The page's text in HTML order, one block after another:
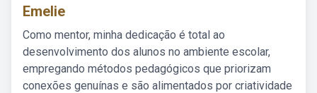
Emelie
Como mentor, minha dedicação é total ao
desenvolvimento dos alunos no ambiente escolar,
empregando métodos pedagógicos que priorizam
conexões genuínas e são alimentados por criatividade